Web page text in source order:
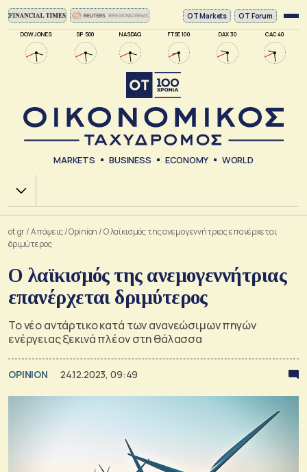
DOW JONES SP 500 NASDAQ FTSE 100 DAX 30 CAC 40
ΟΤ Markets OT Forum
MARKETS BUSINESS ECONOMY WORLD
Χ.Α.
ot.gr/Απόψεις/Opinion /Ο λαϊκισμός της ανεμογεννήτριας επανέρχεται
δριμύτερος
Ο λαϊκισμός της ανεμογεννήτριας
επανέρχεται δριμύτερος
Το νέο αντάρτικο κατά των ανανεώσιμων πηγών
ενέργειας ξεκινά πλέον στη θάλασσα
OPINION 24.12.2023, 09:49